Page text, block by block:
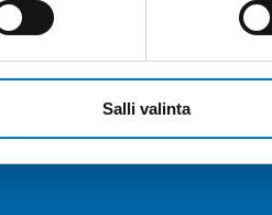
Salli valinta